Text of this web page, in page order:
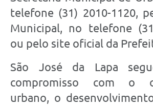
telefone (31) 2010-1120,
Municipal, no telefone
ou pelo site oficial da
São José da Lapa
compromisso com o
urbano, o